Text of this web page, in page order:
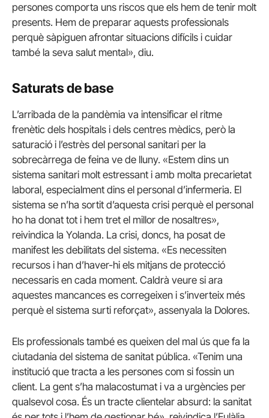
persones comporta uns riscos que els hem de tenir molt
presents. Hem de preparar aquests professionals
perquè sàpiguen afrontar situacions difícils i cuidar
també la seva salut mental», diu.
Saturats de base
L’arribada de la pandèmia va intensificar el ritme
frenètic dels hospitals i dels centres mèdics, però la
saturació i l’estrès del personal sanitari per la
sobrecàrrega de feina ve de lluny. «Estem dins un
sistema sanitari molt estressant i amb molta precarietat
laboral, especialment dins el personal d’infermeria. El
sistema se n’ha sortit d’aquesta crisi perquè el personal
ho ha donat tot i hem tret el millor de nosaltres»,
reivindica la Yolanda. La crisi, doncs, ha posat de
manifest les debilitats del sistema. «Es necessiten
recursos i han d’haver-hi els mitjans de protecció
necessaris en cada moment. Caldrà veure si ara
aquestes mancances es corregeixen i s’inverteix més
perquè el sistema surti reforçat», assenyala la Dolores.
Els professionals també es queixen del mal ús que fa la
ciutadania del sistema de sanitat pública. «Tenim una
institució que tracta a les persones com si fossin un
client. La gent s’ha malacostumat i va a urgències per
qualsevol cosa. És un tracte clientelar absurd: la sanitat